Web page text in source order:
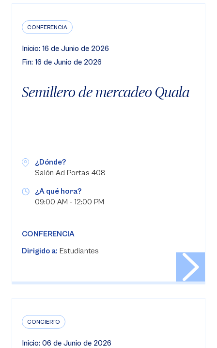
CONFERENCIA
Inicio: 16 de Junio de 2026
Fin: 16 de Junio de 2026
Semillero de mercadeo Quala
¿Dónde?
Salón Ad Portas 408
¿A qué hora?
09:00 AM - 12:00 PM
CONFERENCIA
Dirigido a: Estudiantes
CONCIERTO
Inicio: 06 de Junio de 2026